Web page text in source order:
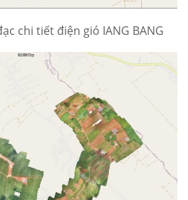
chi tiết điện gió IANG BANG